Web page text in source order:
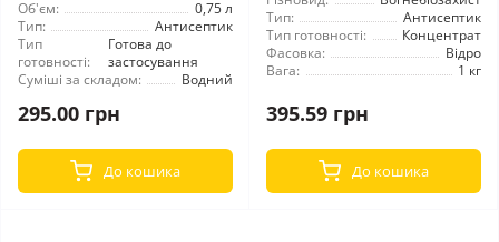
Об'єм:
0,75 л
Тип:
Антисептик
Тип
готовності:
Готова до
застосування
Суміші за складом:
Водний
295.00 грн
До кошика
Тип:
Антисептик
Тип готовності:
Концентрат
Фасовка:
Відро
Вага:
1 кг
395.59 грн
До кошика